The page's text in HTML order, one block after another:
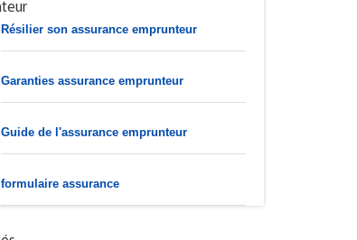
Résilier son assurance emprunteur
Garanties assurance emprunteur
Guide de l'assurance emprunteur
formulaire assurance